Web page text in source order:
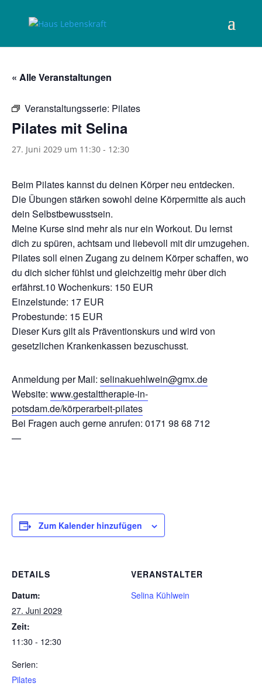
« Alle Veranstaltungen
Veranstaltungsserie: Pilates
Pilates mit Selina
27. Juni 2029 um 11:30 - 12:30
Beim Pilates kannst du deinen Körper neu entdecken.
Die Übungen stärken sowohl deine Körpermitte als auch
dein Selbstbewusstsein.
Meine Kurse sind mehr als nur ein Workout. Du lernst
dich zu spüren, achtsam und liebevoll mit dir umzugehen.
Pilates soll einen Zugang zu deinem Körper schaffen, wo
du dich sicher fühlst und gleichzeitig mehr über dich
erfährst.10 Wochenkurs: 150 EUR
Einzelstunde: 17 EUR
Probestunde: 15 EUR
Dieser Kurs gilt als Präventionskurs und wird von
gesetzlichen Krankenkassen bezuschusst.
Anmeldung per Mail: selinakuehlwein@gmx.de
Website: www.gestalttherapie-in-
potsdam.de/körperarbeit-pilates
Bei Fragen auch gerne anrufen: 0171 98 68 712
—
Zum Kalender hinzufügen
DETAILS
Datum:
27. Juni 2029
Zeit:
11:30 - 12:30
Serien:
Pilates
VERANSTALTER
Selina Kühlwein